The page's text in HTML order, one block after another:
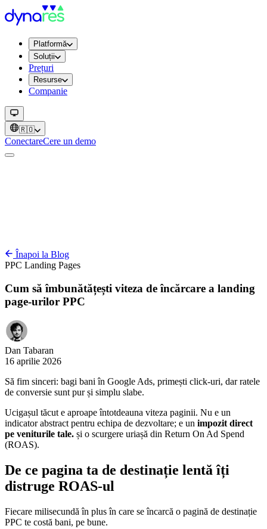
Platformă
Soluții
Prețuri
Resurse
Companie
🇷🇴
ConectareCere un demo
Înapoi la Blog
PPC Landing Pages
Cum să îmbunătățești viteza de încărcare a landing
page-urilor PPC
Dan Tabaran
16 aprilie 2026
Să fim sinceri: bagi bani în Google Ads, primești click-uri, dar ratele
de conversie sunt pur și simplu slabe.
Ucigașul tăcut e aproape întotdeauna viteza paginii. Nu e un
indicator abstract pentru echipa de dezvoltare; e un impozit direct
pe veniturile tale. și o scurgere uriașă din Return On Ad Spend
(ROAS).
De ce pagina ta de destinație lentă îți
distruge ROAS-ul
Fiecare milisecundă în plus în care se încarcă o pagină de destinație
PPC te costă bani, pe bune.